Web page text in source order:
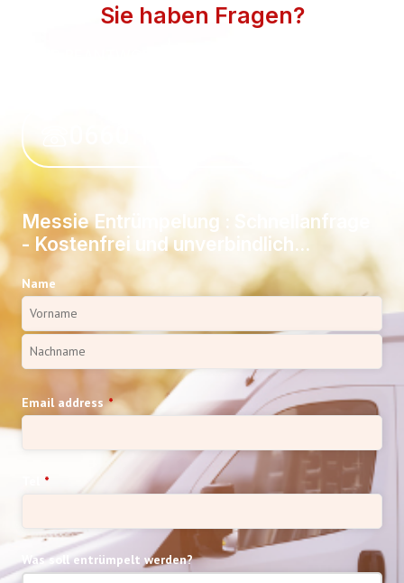
Sie haben Fragen?
Messie Entrümpelung : Schnellanfrage
- Kostenfrei und unverbindlich...
Name
Email address *
*
Was soll entrümpelt werden?